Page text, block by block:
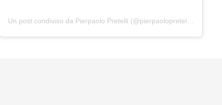
Un post condiviso da Pierpaolo Pretelli (@pierpaolopretelliofficial)